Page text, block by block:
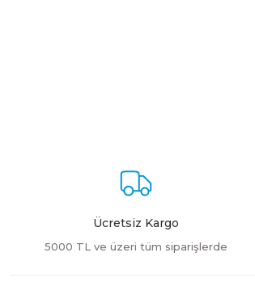
Ürün fiyatı diğer sitelerden daha pahalı.
Ücretsiz Kargo
5000 TL ve üzeri tüm siparişlerde